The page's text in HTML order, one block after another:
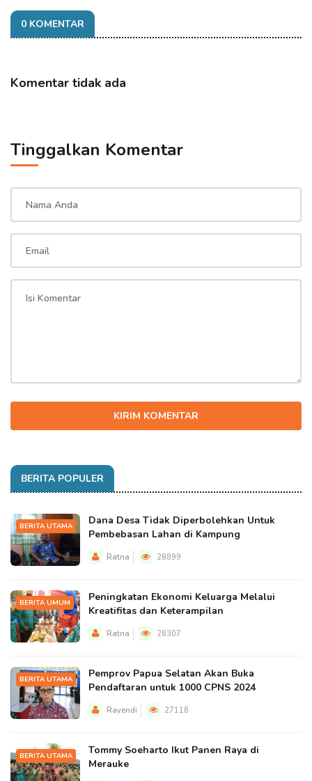
0 KOMENTAR
Komentar tidak ada
Tinggalkan Komentar
KIRIM KOMENTAR
BERITA POPULER
BERITA UTAMA
Dana Desa Tidak Diperbolehkan Untuk
Pembebasan Lahan di Kampung
Ratna 28899
BERITA UMUM
Peningkatan Ekonomi Keluarga Melalui
Kreatifitas dan Keterampilan
Ratna 28307
BERITA UTAMA
Pemprov Papua Selatan Akan Buka
Pendaftaran untuk 1000 CPNS 2024
Rayendi 27118
BERITA UTAMA
Tommy Soeharto Ikut Panen Raya di
Merauke